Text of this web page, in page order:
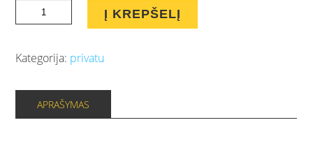
Sėkmės
istorija,
tūkst.
dolerių
pardavimai
Į KREPŠELĮ
Kategorija: privatu
APRAŠYMAS